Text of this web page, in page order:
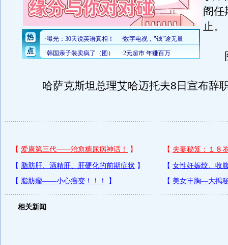
阁任
止。
哈萨克斯坦总理艾哈迈托夫8日宣布辞
相关新闻